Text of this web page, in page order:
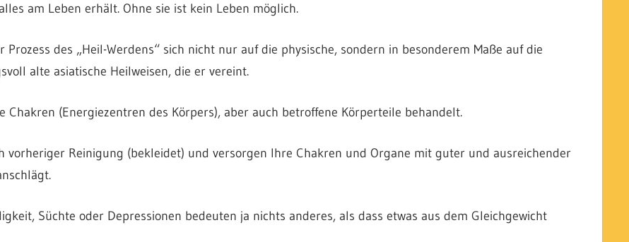
am Leben erhält. Ohne sie ist kein Leben möglich.
des „Heil-Werdens“ sich nicht nur auf die physische, sondern in besonderem Maße auf die
alte asiatische Heilweisen, die er vereint.
(Energiezentren des Körpers), aber auch betroffene Körperteile behandelt.
vorheriger Reinigung (bekleidet) und versorgen Ihre Chakren und Organe mit guter und ausreichender
Süchte oder Depressionen bedeuten ja nichts anderes, als dass etwas aus dem Gleichgewicht